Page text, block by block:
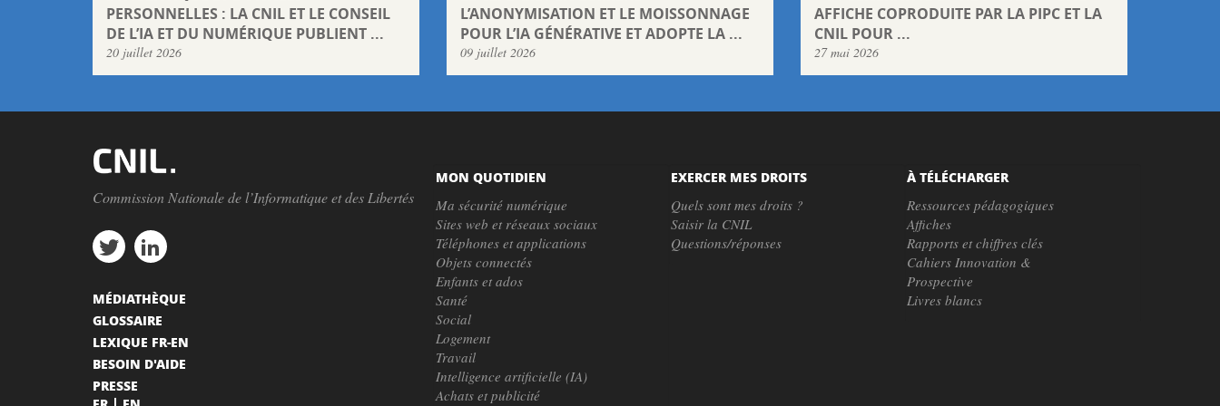
PERSONNELLES : LA CNIL ET LE CONSEIL
DE L’IA ET DU NUMÉRIQUE PUBLIENT ...
20 juillet 2026
L’ANONYMISATION ET LE MOISSONNAGE
POUR L’IA GÉNÉRATIVE ET ADOPTE LA ...
09 juillet 2026
AFFICHE COPRODUITE PAR LA PIPC ET LA
CNIL POUR ...
27 mai 2026
Commission Nationale de l’Informatique et des Libertés
MON QUOTIDIEN
Ma sécurité numérique
Sites web et réseaux sociaux
Téléphones et applications
Objets connectés
Enfants et ados
Santé
Social
Logement
Travail
Intelligence artificielle (IA)
Achats et publicité
EXERCER MES DROITS
Quels sont mes droits ?
Saisir la CNIL
Questions/réponses
À TÉLÉCHARGER
Ressources pédagogiques
Affiches
Rapports et chiffres clés
Cahiers Innovation &
Prospective
Livres blancs
MÉDIATHÈQUE
GLOSSAIRE
LEXIQUE FR-EN
BESOIN D'AIDE
PRESSE